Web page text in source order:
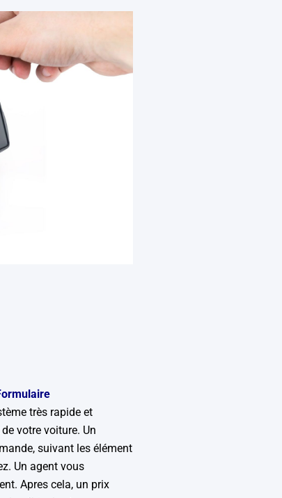
très rapide et
votre voiture. Un
suivant les élément
Un agent vous
Apres cela, un prix